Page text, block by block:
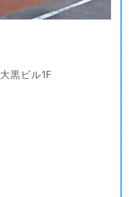
黒ビル1F